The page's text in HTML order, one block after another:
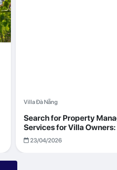
Villa Đà Nẵng
Search for Property
Services for Villa
Returns with Abogo in Da
23/04/2026